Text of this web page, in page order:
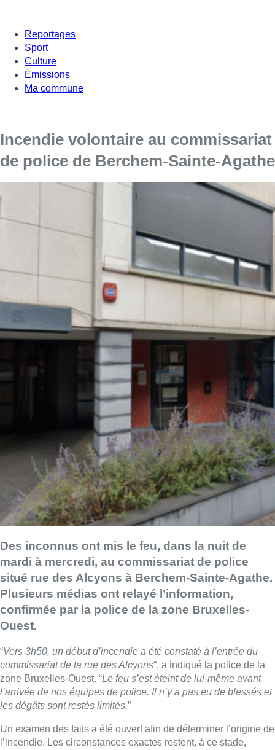
Reportages
Sport
Culture
Émissions
Ma commune
Incendie volontaire au commissariat
de police de Berchem-Sainte-Agathe
Des inconnus ont mis le feu, dans la nuit de
mardi à mercredi, au commissariat de police
situé rue des Alcyons à Berchem-Sainte-Agathe.
Plusieurs médias ont relayé l’information,
confirmée par la police de la zone Bruxelles-
Ouest.
“Vers 3h50, un début d’incendie a été constaté à l’entrée du
commissariat de la rue des Alcyons“, a indiqué la police de la
zone Bruxelles-Ouest. “Le feu s’est éteint de lui-même avant
l’arrivée de nos équipes de police. Il n’y a pas eu de blessés et
les dégâts sont restés limités.”
Un examen des faits a été ouvert afin de déterminer l’origine de
l’incendie. Les circonstances exactes restent, à ce stade,